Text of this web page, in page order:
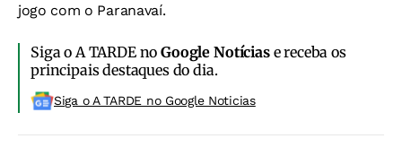
jogo com o Paranavaí.
Siga o A TARDE noGoogle Notíciase receba os
principais destaques do dia.
Siga o A TARDE no Google Noticias